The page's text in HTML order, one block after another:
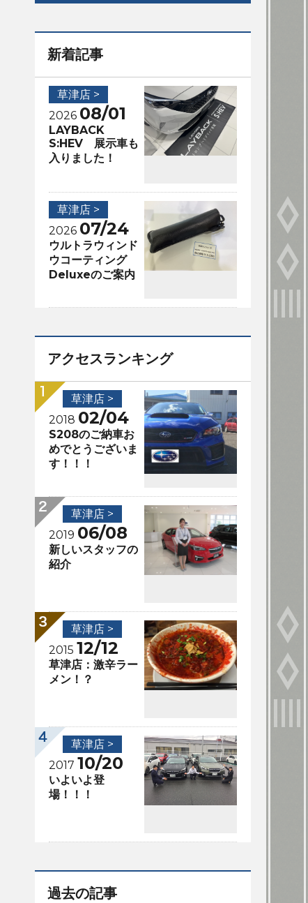
新着記事
草津店 >
2026 08/01
LAYBACK
S:HEV 展示車も
入りました！
草津店 >
2026 07/24
ウルトラウィンド
ウコーティング
Deluxeのご案内
アクセスランキング
草津店 >
2018 02/04
S208のご納車お
めでとうございま
す！！！
草津店 >
2019 06/08
新しいスタッフの
紹介
草津店 >
2015 12/12
草津店：激辛ラー
メン！？
草津店 >
2017 10/20
いよいよ登
場！！！
過去の記事